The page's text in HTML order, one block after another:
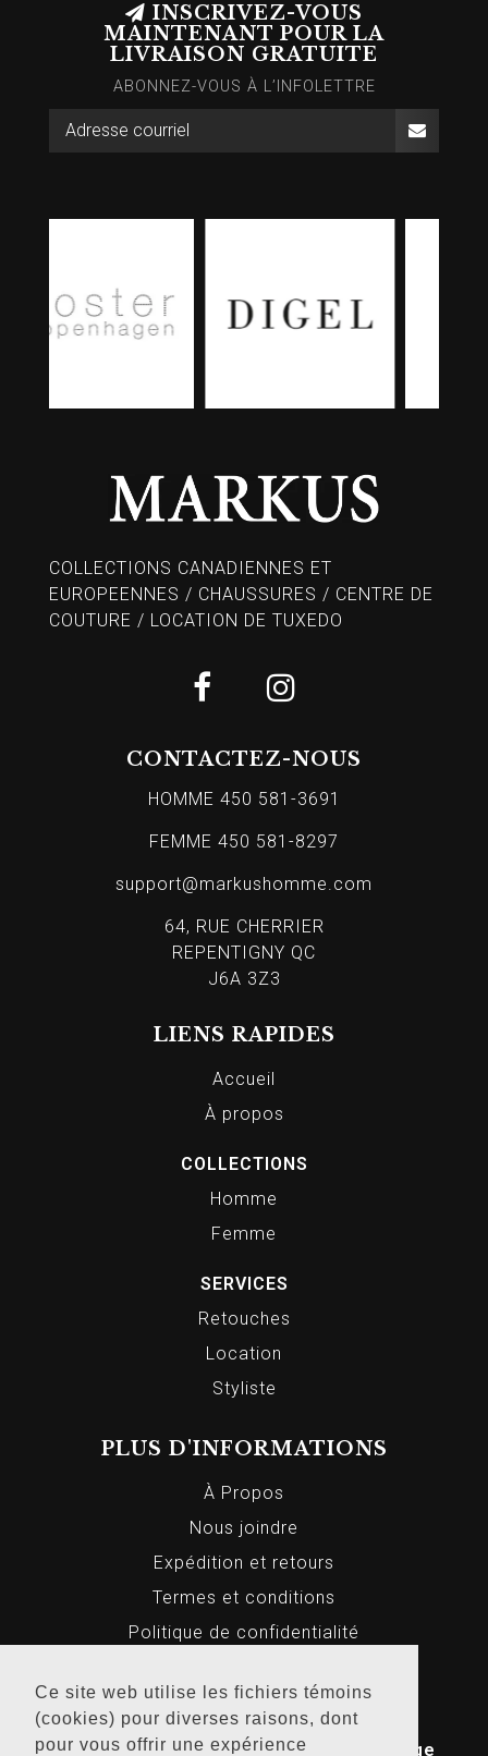
Ce site web utilise les fichiers témoins
(cookies) pour diverses raisons, dont
pour vous offrir une expérience
INSCRIVEZ-VOUS
MAINTENANT POUR LA
LIVRAISON GRATUITE
ABONNEZ-VOUS À L’INFOLETTRE
COLLECTIONS CANADIENNES ET
EUROPEENNES / CHAUSSURES / CENTRE DE
COUTURE / LOCATION DE TUXEDO
CONTACTEZ-NOUS
HOMME 450 581-3691
FEMME 450 581-8297
support@markushomme.com
64, RUE CHERRIER
REPENTIGNY QC
J6A 3Z3
LIENS RAPIDES
Accueil
À propos
COLLECTIONS
Homme
Femme
SERVICES
Retouches
Location
Styliste
PLUS D'INFORMATIONS
À Propos
Nous joindre
Expédition et retours
Termes et conditions
Politique de confidentialité
© 2026 Markus Homme et Femme, Tous
droits réservés. Conception Web par
Bridge